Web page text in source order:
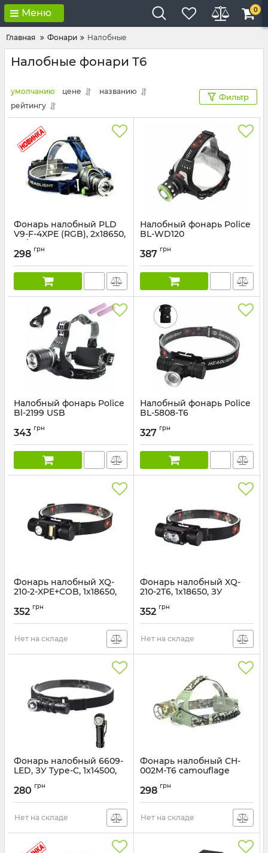
Меню 0
Главная Фонари Налобные
Налобные фонари T6
умолчанию цене
названию
рейтингу
Фильтр
Фонарь налобный PLD
V9-F-4XPE (RGB), 2x18650,
кабель USB-Type-C,
zoom, Box
Артикул:V9-4XPE
298 грн
Налобный фонарь Police
BL-WD120
387 грн
Налобный фонарь Police
Bl-2199 USB
343 грн
Налобный фонарь Police
BL-5808-T6
327 грн
Фонарь налобный XQ-
210-2-XPE+COB, 1x18650,
Артикул:
352 грн
Нет на складе
Фонарь налобный XQ-
210-2T6, 1x18650, ЗУ
Артикул:
352 грн
Нет на складе
Фонарь налобный 6609-
LED, ЗУ Type-C, 1x14500,
Артикул:
280 грн
Нет на складе
Фонарь налобный CH-
002M-T6 camouflage
298 грн
Нет на складе